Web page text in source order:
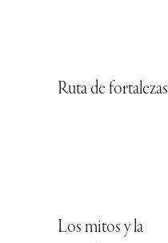
Ruta de fortalezas
Los mitos y la